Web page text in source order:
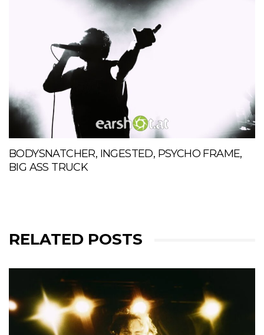
BODYSNATCHER, INGESTED, PSYCHO FRAME,
BIG ASS TRUCK
RELATED POSTS